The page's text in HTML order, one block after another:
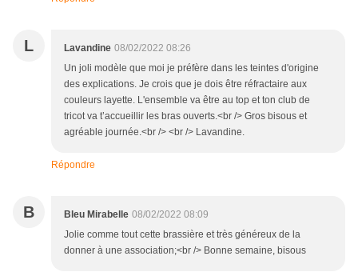
L Lavandine 08/02/2022 08:26
Un joli modèle que moi je préfère dans les teintes d'origine
des explications. Je crois que je dois être réfractaire aux
couleurs layette. L'ensemble va être au top et ton club de
tricot va t’accueillir les bras ouverts.<br /> Gros bisous et
agréable journée.<br /> <br /> Lavandine.
Répondre
B Bleu Mirabelle 08/02/2022 08:09
Jolie comme tout cette brassière et très généreux de la
donner à une association;<br /> Bonne semaine, bisous